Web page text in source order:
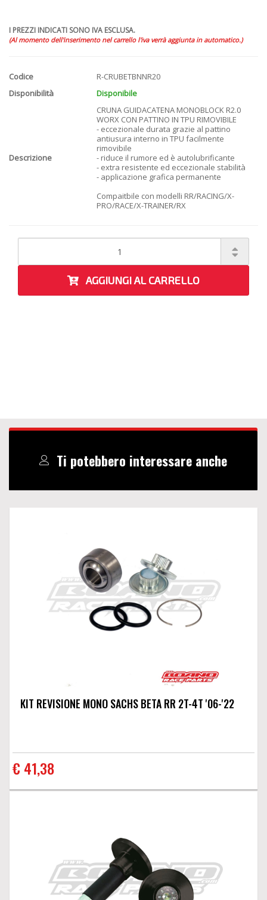
I PREZZI INDICATI SONO IVA ESCLUSA.
(Al momento dell'inserimento nel carrello l'iva verrà aggiunta in automatico.)
Codice
R-CRUBETBNNR20
Disponibilità
Disponibile
Descrizione
CRUNA GUIDACATENA MONOBLOCK R2.0
WORX CON PATTINO IN TPU RIMOVIBILE
- eccezionale durata grazie al pattino
antiusura interno in TPU facilmente
rimovibile
- riduce il rumore ed è autolubrificante
- extra resistente ed eccezionale stabilità
- applicazione grafica permanente
Compaitbile con modelli RR/RACING/X-
PRO/RACE/X-TRAINER/RX
AGGIUNGI AL CARRELLO
Ti potebbero interessare anche
KIT REVISIONE MONO SACHS BETA RR 2T-4T '06-'22
€ 41,38